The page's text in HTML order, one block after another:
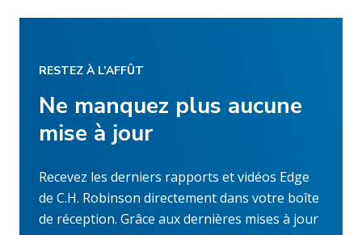
RESTEZ À L’AFFÛT
Ne manquez plus aucune
mise à jour
Recevez les derniers rapports et vidéos Edge
de C.H. Robinson directement dans votre boîte
de réception. Grâce aux dernières mises à jour